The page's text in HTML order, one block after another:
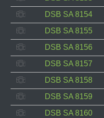
DSB SA 8154
DSB SA 8155
DSB SA 8156
DSB SA 8157
DSB SA 8158
DSB SA 8159
DSB SA 8160